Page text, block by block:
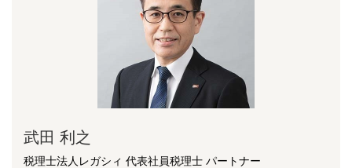
武田 利之
税理士法人レガシィ 代表社員税理士 パートナー